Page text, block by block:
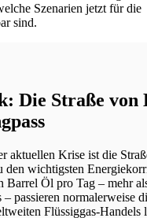
Szenarien jetzt für die
sind.
Die Straße von
aktuellen Krise ist die
den wichtigsten
Öl pro Tag – mehr
passieren normalerweise
Flüssiggas-Handels